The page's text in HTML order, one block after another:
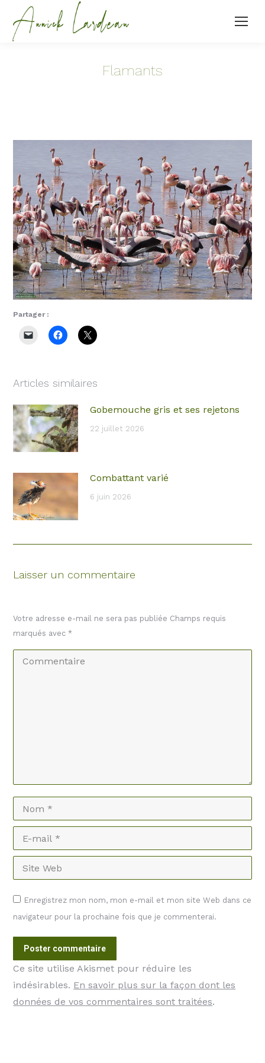
Flamants
Partager :
Articles similaires
Gobemouche gris et ses rejetons
22 juillet 2026
Combattant varié
6 juin 2026
Laisser un commentaire
Votre adresse e-mail ne sera pas publiée Champs requis
marqués avec*
Commentaire
Nom *
E-mail *
Site Web
Enregistrez mon nom, mon e-mail et mon site Web dans ce
navigateur pour la prochaine fois que je commenterai.
Poster commentaire
Ce site utilise Akismet pour réduire les
indésirables. En savoir plus sur la façon dont les
données de vos commentaires sont traitées.